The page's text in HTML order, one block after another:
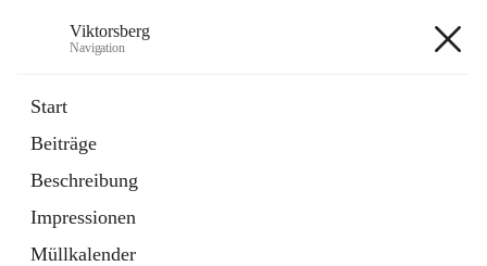
Viktorsberg
Navigation
Start
Beiträge
Beschreibung
Impressionen
Müllkalender
1 Schnellzugriff
Bürgerservice
10 Schnellzugriffe